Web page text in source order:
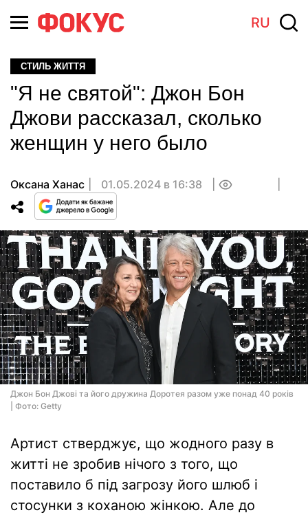
RU
СТИЛЬ ЖИТТЯ
"Я не святой": Джон Бон
Джови рассказал, сколько
женщин у него было
Оксана Ханас 01.05.2024 в 16:38
Джон Бон Джові та його дружина Доротея разом уже понад 40 років
| Фото: Getty
Артист стверджує, що жодного разу в
житті не зробив нічого з того, що
поставило б під загрозу його шлюб і
стосунки з коханою жінкою. Але до